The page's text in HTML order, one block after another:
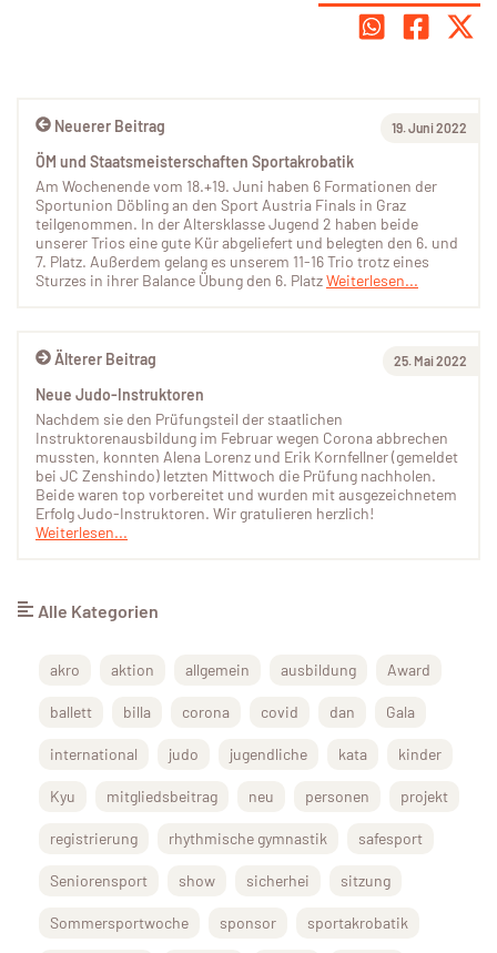
Älterer Beitrag 25. Mai 2022
Neue Judo-Instruktoren
Nachdem sie den Prüfungsteil der staatlichen
Instruktorenausbildung im Februar wegen Corona abbrechen
mussten, konnten Alena Lorenz und Erik Kornfellner (gemeldet
bei JC Zenshindo) letzten Mittwoch die Prüfung nachholen.
Beide waren top vorbereitet und wurden mit ausgezeichnetem
Erfolg Judo-Instruktoren. Wir gratulieren herzlich!
Weiterlesen...
Neuerer Beitrag 19. Juni 2022
ÖM und Staatsmeisterschaften Sportakrobatik
Am Wochenende vom 18.+19. Juni haben 6 Formationen der
Sportunion Döbling an den Sport Austria Finals in Graz
teilgenommen. In der Altersklasse Jugend 2 haben beide
unserer Trios eine gute Kür abgeliefert und belegten den 6. und
7. Platz. Außerdem gelang es unserem 11-16 Trio trotz eines
Sturzes in ihrer Balance Übung den 6. PlatzWeiterlesen...
Alle Kategorien
akro aktion allgemein ausbildung Award
ballett billa corona covid dan Gala
international judo jugendliche kata kinder
Kyu mitgliedsbeitrag neu personen projekt
registrierung rhythmische gymnastik safesport
Seniorensport show sicherhei sitzung
Sommersportwoche sponsor sportakrobatik